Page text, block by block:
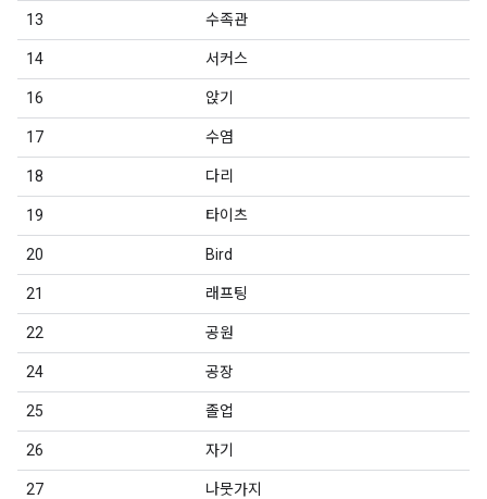
13 수족관
14 서커스
16 앉기
17 수염
18 다리
19 타이츠
20 Bird
21 래프팅
22 공원
24 공장
25 졸업
26 자기
27 나뭇가지